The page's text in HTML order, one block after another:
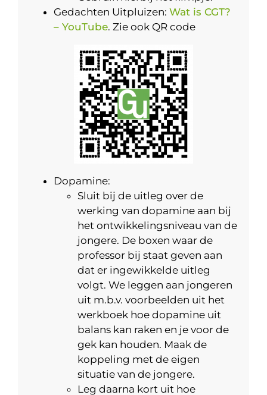
Gedachten Uitpluizen: Wat is CGT?
– YouTube. Zie ook QR code
Dopamine:
Sluit bij de uitleg over de
werking van dopamine aan bij
het ontwikkelingsniveau van de
jongere. De boxen waar de
professor bij staat geven aan
dat er ingewikkelde uitleg
volgt. We leggen aan jongeren
uit m.b.v. voorbeelden uit het
werkboek hoe dopamine uit
balans kan raken en je voor de
gek kan houden. Maak de
koppeling met de eigen
situatie van de jongere.
Leg daarna kort uit hoe